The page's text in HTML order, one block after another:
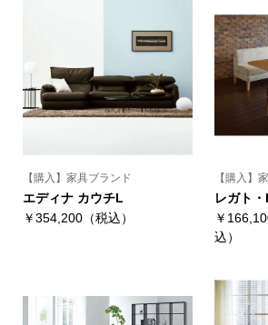
【購入】家具ブランド
エディナ カウチL
￥354,200（税込）
【購入】
レガト
￥
込）